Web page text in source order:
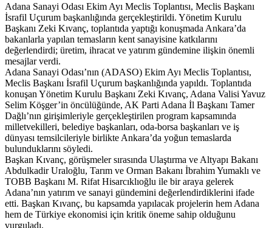
Adana Sanayi Odası Ekim Ayı Meclis Toplantısı, Meclis Başkanı
İsrafil Uçurum başkanlığında gerçekleştirildi. Yönetim Kurulu
Başkanı Zeki Kıvanç, toplantıda yaptığı konuşmada Ankara’da
bakanlarla yapılan temasların kent sanayisine katkılarını
değerlendirdi; üretim, ihracat ve yatırım gündemine ilişkin önemli
mesajlar verdi.
Adana Sanayi Odası’nın (ADASO) Ekim Ayı Meclis Toplantısı,
Meclis Başkanı İsrafil Uçurum başkanlığında yapıldı. Toplantıda
konuşan Yönetim Kurulu Başkanı Zeki Kıvanç, Adana Valisi Yavuz
Selim Köşger’in öncülüğünde, AK Parti Adana İl Başkanı Tamer
Dağlı’nın girişimleriyle gerçekleştirilen program kapsamında
milletvekilleri, belediye başkanları, oda-borsa başkanları ve iş
dünyası temsilcileriyle birlikte Ankara’da yoğun temaslarda
bulunduklarını söyledi.
Başkan Kıvanç, görüşmeler sırasında Ulaştırma ve Altyapı Bakanı
Abdulkadir Uraloğlu, Tarım ve Orman Bakanı İbrahim Yumaklı ve
TOBB Başkanı M. Rifat Hisarcıklıoğlu ile bir araya gelerek
Adana’nın yatırım ve sanayi gündemini değerlendirdiklerini ifade
etti. Başkan Kıvanç, bu kapsamda yapılacak projelerin hem Adana
hem de Türkiye ekonomisi için kritik öneme sahip olduğunu
vurguladı.